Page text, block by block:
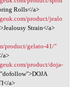
Rolls</a>
product/jealo
Strain</a>
product/gelato-41/"
a>
product/doja-
a>